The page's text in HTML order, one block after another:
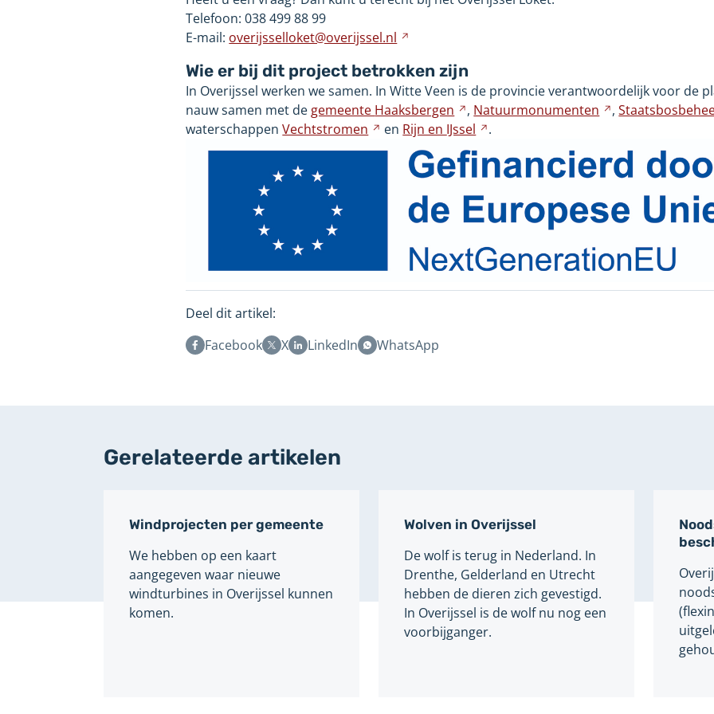
Telefoon: 0384998899
E-mail: overijsselloket@overijssel.nl
een
andere
website
Wie er bij dit project betrokken zijn
In Overijssel werken we samen. In Witte Veen is de provincie verantwoordelijk voor de
nauw samen met degemeente Haaksbergen
Verwijst
naar
een
andere
, Natuurmonumenten
Verwijst
een
andere
,
waterschappenVechtstromen
Verwijst
naar
website
en Rijn en IJssel
Verwijst
een
website
.
Deel dit artikel:
Facebook
X LinkedIn WhatsApp
Gerelateerde artikelen
Windprojecten per gemeente
We hebben op een kaart
aangegeven waar nieuwe
windturbines in Overijssel kunnen
komen.
Wolven in Overijssel
De wolf is terug in Nederland. In
Drenthe, Gelderland en Utrecht
hebben de dieren zich gevestigd.
In Overijssel is de wolf nu nog een
voorbijganger.